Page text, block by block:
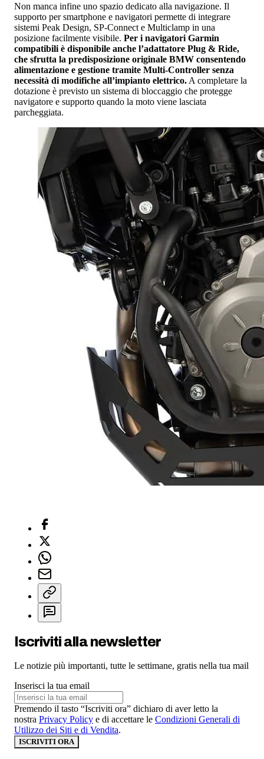
Non manca infine uno spazio dedicato alla navigazione. Il
supporto per smartphone e navigatori permette di integrare
sistemi Peak Design, SP-Connect e Multiclamp in una
posizione facilmente visibile. Per i navigatori Garmin
compatibili è disponibile anche l’adattatore Plug & Ride,
che sfrutta la predisposizione originale BMW consentendo
alimentazione e gestione tramite Multi-Controller senza
necessità di modifiche all’impianto elettrico. A completare la
dotazione è previsto un sistema di bloccaggio che protegge
navigatore e supporto quando la moto viene lasciata
parcheggiata.
Iscriviti alla newsletter
Le notizie più importanti, tutte le settimane, gratis nella tua mail
Inserisci la tua email
Premendo il tasto “Iscriviti ora” dichiaro di aver letto la
nostra Privacy Policy e di accettare le Condizioni Generali di
Utilizzo dei Siti e di Vendita.
ISCRIVITI ORA